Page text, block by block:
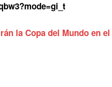
la Copa del Mundo en